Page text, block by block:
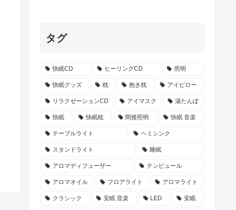
タグ
快眠CD ヒーリングCD 照明
快眠グッズ 枕 抱き枕 アイピロー
リラクゼーションCD アイマスク 湯たんぽ
快眠 快眠枕 間接照明 快眠 音楽
テーブルライト ヘミシンク
スタンドライト 睡眠
アロマディフューザー テンピュール
アロマオイル フロアライト アロマライト
クラシック 安眠 音楽 LED 安眠